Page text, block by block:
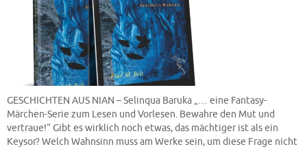
GESCHICHTEN AUS NIAN – Selinqua Baruka „… eine Fantasy-
Märchen-Serie zum Lesen und Vorlesen. Bewahre den Mut und
vertraue!“ Gibt es wirklich noch etwas, das mächtiger ist als ein
Keysor? Welch Wahnsinn muss am Werke sein, um diese Frage nicht